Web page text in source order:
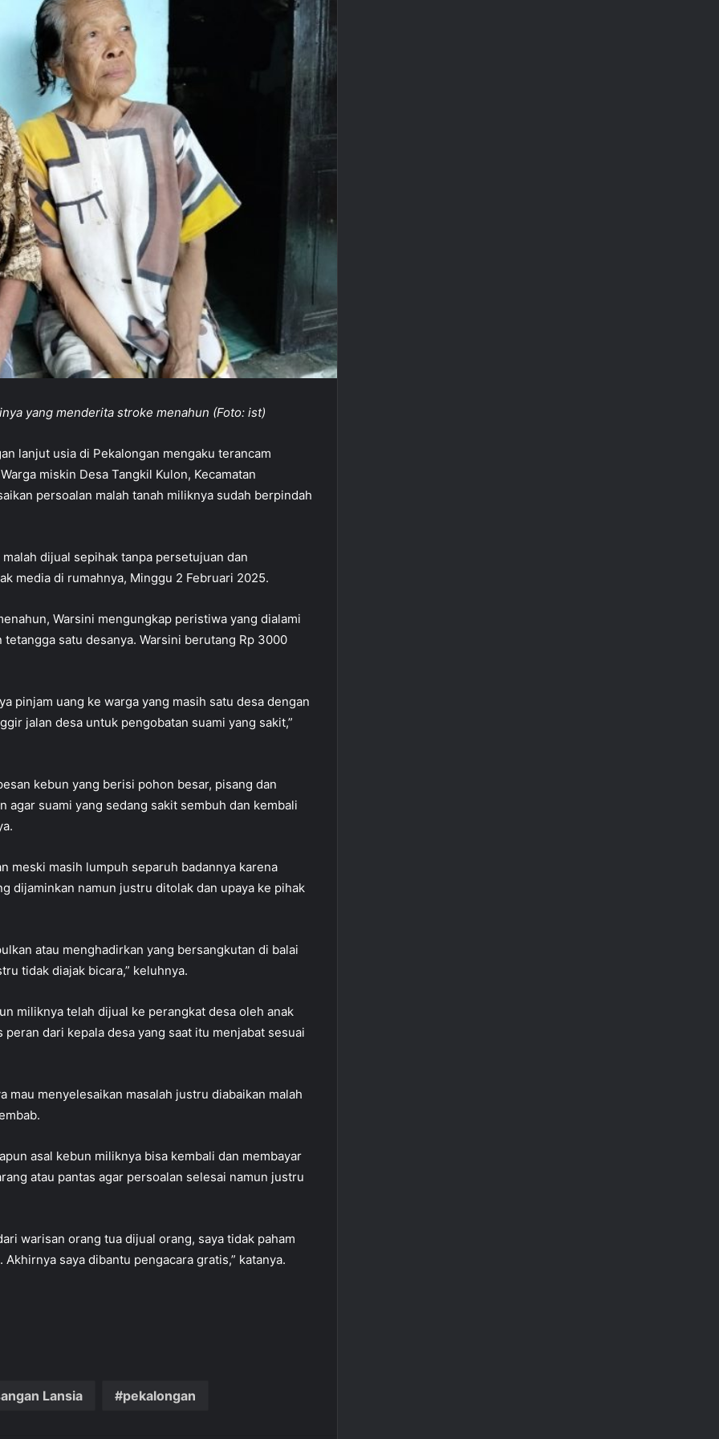
yang menderita stroke menahun (Foto: ist)
lanjut usia di Pekalongan mengaku terancam
miskin Desa Tangkil Kulon, Kecamatan
persoalan malah tanah miliknya sudah berpindah
dijual sepihak tanpa persetujuan dan
media di rumahnya, Minggu 2 Februari 2025.
Warsini mengungkap peristiwa yang dialami
satu desanya. Warsini berutang Rp 3000
pinjam uang ke warga yang masih satu desa dengan
jalan desa untuk pengobatan suami yang sakit,”
kebun yang berisi pohon besar, pisang dan
suami yang sedang sakit sembuh dan kembali
meski masih lumpuh separuh badannya karena
dijaminkan namun justru ditolak dan upaya ke pihak
atau menghadirkan yang bersangkutan di balai
tidak diajak bicara,” keluhnya.
miliknya telah dijual ke perangkat desa oleh anak
dari kepala desa yang saat itu menjabat sesuai
mau menyelesaikan masalah justru diabaikan malah
asal kebun miliknya bisa kembali dan membayar
atau pantas agar persoalan selesai namun justru
warisan orang tua dijual orang, saya tidak paham
saya dibantu pengacara gratis,” katanya.
Lansia pekalongan